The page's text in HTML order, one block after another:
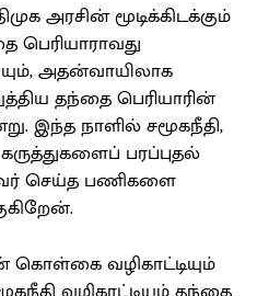
அரசின் மூடிக்கிடக்கும்
அதன்வாயிலாக
தந்தை பெரியாரின்
இந்த நாளில் சமூகநீதி,
கருத்துகளைப் பரப்புதல்
செய்த பணிகளை
கொள்கை வழிகாட்டியும்